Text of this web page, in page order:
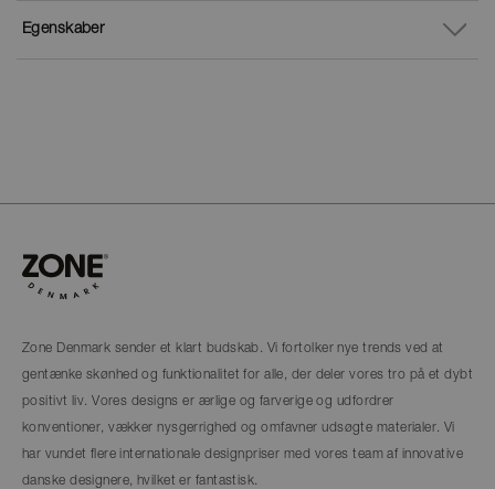
Egenskaber
Zone Denmark sender et klart budskab. Vi fortolker nye trends ved at
gentænke skønhed og funktionalitet for alle, der deler vores tro på et dybt
positivt liv. Vores designs er ærlige og farverige og udfordrer
konventioner, vækker nysgerrighed og omfavner udsøgte materialer. Vi
har vundet flere internationale designpriser med vores team af innovative
danske designere, hvilket er fantastisk.